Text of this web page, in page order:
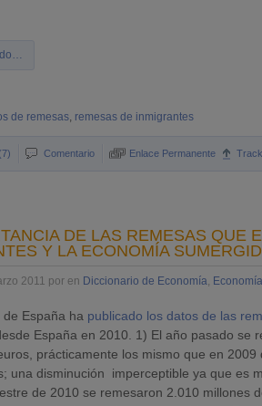
de remesas, remesas de inmigrantes
Comentario Enlace Permanente
DE LAS REMESAS QUE
Y LA ECONOMÍA
2011 por en Diccionario de Economía,
de España ha publicado los datos de las
España en 2010. 1) El año pasado se
prácticamente los mismo que en 2009
una disminución imperceptible ya que es
de 2010 se remesaron 2.010 millones